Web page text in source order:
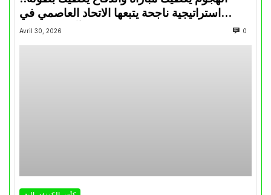
استراتيجية ناجحة يتبعها الاتحاد العاصمي في
تتويجاته آخر السنوات
Avril 30, 2026 0